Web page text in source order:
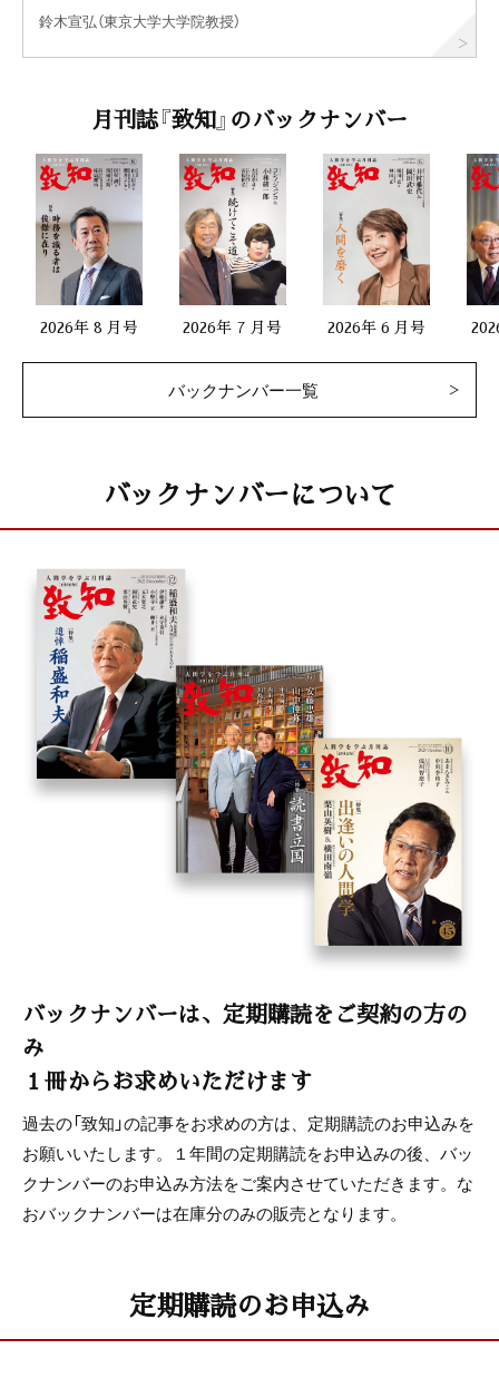
鈴木宣弘（東京大学大学院教授）
月刊誌『致知』のバックナンバー
2026年 8 月号 2026年 7 月号 2026年 6 月号
バックナンバー一覧
バックナンバーについて
バックナンバーは、定期購読をご契約の方の
み
１冊からお求めいただけます
過去の「致知」の記事をお求めの方は、定期購読のお申込みを
お願いいたします。１年間の定期購読をお申込みの後、バッ
クナンバーのお申込み方法をご案内させていただきます。な
おバックナンバーは在庫分のみの販売となります。
定期購読のお申込み